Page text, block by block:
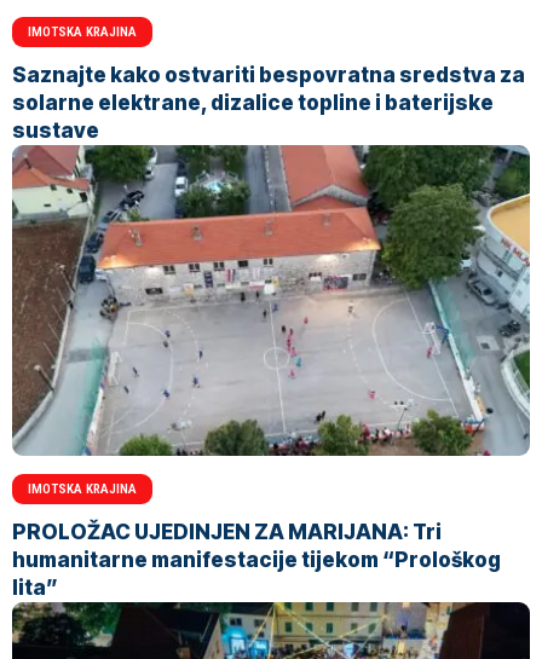
IMOTSKA KRAJINA
Saznajte kako ostvariti bespovratna sredstva za
solarne elektrane, dizalice topline i baterijske
sustave
IMOTSKA KRAJINA
PROLOŽAC UJEDINJEN ZA MARIJANA: Tri
humanitarne manifestacije tijekom “Prološkog
lita”